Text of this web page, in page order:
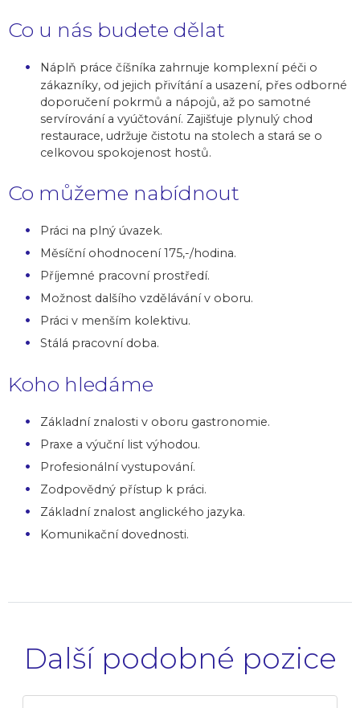
Co u nás budete dělat
Náplň práce číšníka zahrnuje komplexní péči o
zákazníky, od jejich přivítání a usazení, přes odborné
doporučení pokrmů a nápojů, až po samotné
servírování a vyúčtování. Zajišťuje plynulý chod
restaurace, udržuje čistotu na stolech a stará se o
celkovou spokojenost hostů.
Co můžeme nabídnout
Práci na plný úvazek.
Měsíční ohodnocení 175,-/hodina.
Příjemné pracovní prostředí.
Možnost dalšího vzdělávání v oboru.
Práci v menším kolektivu.
Stálá pracovní doba.
Koho hledáme
Základní znalosti v oboru gastronomie.
Praxe a výuční list výhodou.
Profesionální vystupování.
Zodpovědný přístup k práci.
Základní znalost anglického jazyka.
Komunikační dovednosti.
Další podobné pozice